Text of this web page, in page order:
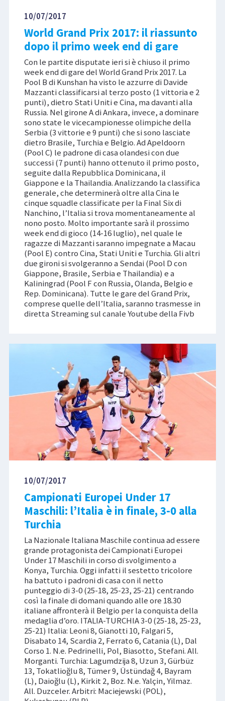
10/07/2017
World Grand Prix 2017: il riassunto
dopo il primo week end di gare
Con le partite disputate ieri si è chiuso il primo
week end di gare del World Grand Prix 2017. La
Pool B di Kunshan ha visto le azzurre di Davide
Mazzanti classificarsi al terzo posto (1 vittoria e 2
punti), dietro Stati Uniti e Cina, ma davanti alla
Russia. Nel girone A di Ankara, invece, a dominare
sono state le vicecampionesse olimpiche della
Serbia (3 vittorie e 9 punti) che si sono lasciate
dietro Brasile, Turchia e Belgio. Ad Apeldoorn
(Pool C) le padrone di casa olandesi con due
successi (7 punti) hanno ottenuto il primo posto,
seguite dalla Repubblica Dominicana, il
Giappone e la Thailandia. Analizzando la classifica
generale, che determinerà oltre alla Cina le
cinque squadle classificate per la Final Six di
Nanchino, l’Italia si trova momentaneamente al
nono posto. Molto importante sarà il prossimo
week end di gioco (14-16 luglio), nel quale le
ragazze di Mazzanti saranno impegnate a Macau
(Pool E) contro Cina, Stati Uniti e Turchia. Gli altri
due gironi si svolgeranno a Sendai (Pool D con
Giappone, Brasile, Serbia e Thailandia) e a
Kaliningrad (Pool F con Russia, Olanda, Belgio e
Rep. Dominicana). Tutte le gare del Grand Prix,
comprese quelle dell’Italia, saranno trasmesse in
diretta Streaming sul canale Youtube della Fivb
10/07/2017
Campionati Europei Under 17
Maschili: l’Italia è in finale, 3-0 alla
Turchia
La Nazionale Italiana Maschile continua ad essere
grande protagonista dei Campionati Europei
Under 17 Maschili in corso di svolgimento a
Konya, Turchia. Oggi infatti il sestetto tricolore
ha battuto i padroni di casa con il netto
punteggio di 3-0 (25-18, 25-23, 25-21) centrando
così la finale di domani quando alle ore 18.30
italiane affronterà il Belgio per la conquista della
medaglia d’oro. ITALIA-TURCHIA 3-0 (25-18, 25-23,
25-21) Italia: Leoni 8, Gianotti 10, Falgari 5,
Disabato 14, Scardia 2, Ferrato 6, Catania (L), Dal
Corso 1. N.e. Pedrinelli, Pol, Biasotto, Stefani. All.
Morganti. Turchia: Lagumdzija 8, Uzun 3, Gürbüz
13, Tokatlioğlu 8, Tümer 9, Üstündağ 4, Bayram
(L), Daioğlu (L), Kirkit 2, Boz. N.e. Yalçin, Yilmaz.
All. Duzceler. Arbitri: Maciejewski (POL),